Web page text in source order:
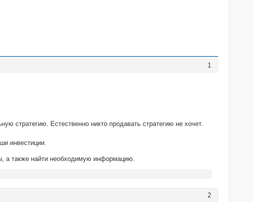
1
стратегию. Естественно никто продавать стратегию не хочет.
инвестиции.
а также найти необходимую информацию.
2